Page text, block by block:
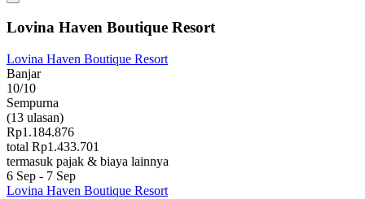
Lovina Haven Boutique Resort
Lovina Haven Boutique Resort
Banjar
10/10
Sempurna
(13 ulasan)
Rp1.184.876
total Rp1.433.701
termasuk pajak & biaya lainnya
6 Sep - 7 Sep
Lovina Haven Boutique Resort